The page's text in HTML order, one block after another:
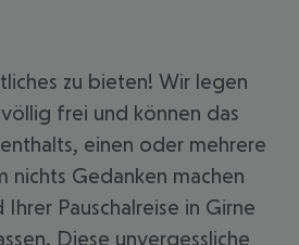
zu bieten! Wir legen
frei und können das
einen oder mehrere
nichts Gedanken machen
Pauschalreise in Girne
Diese unvergessliche